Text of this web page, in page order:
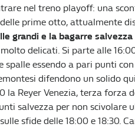
nel treno playoff: una
prime otto, attualmente
grandi e la bagarre salvezza
delicati. Si parte alle
spalle essendo a pari punti
difendono un solido
la Reyer Venezia, terza forza
salvezza per non scivolare
sfide delle 18:00 e 18:30.